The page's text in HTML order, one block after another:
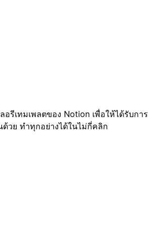
อรีเทมเพลตของ Notion เพื่อให้ได้รับการ
วย ทำทุกอย่างได้ในไม่กี่คลิก